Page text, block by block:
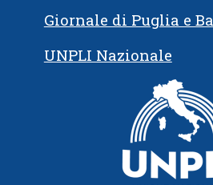
Giornale di Puglia e
UNPLI Nazionale